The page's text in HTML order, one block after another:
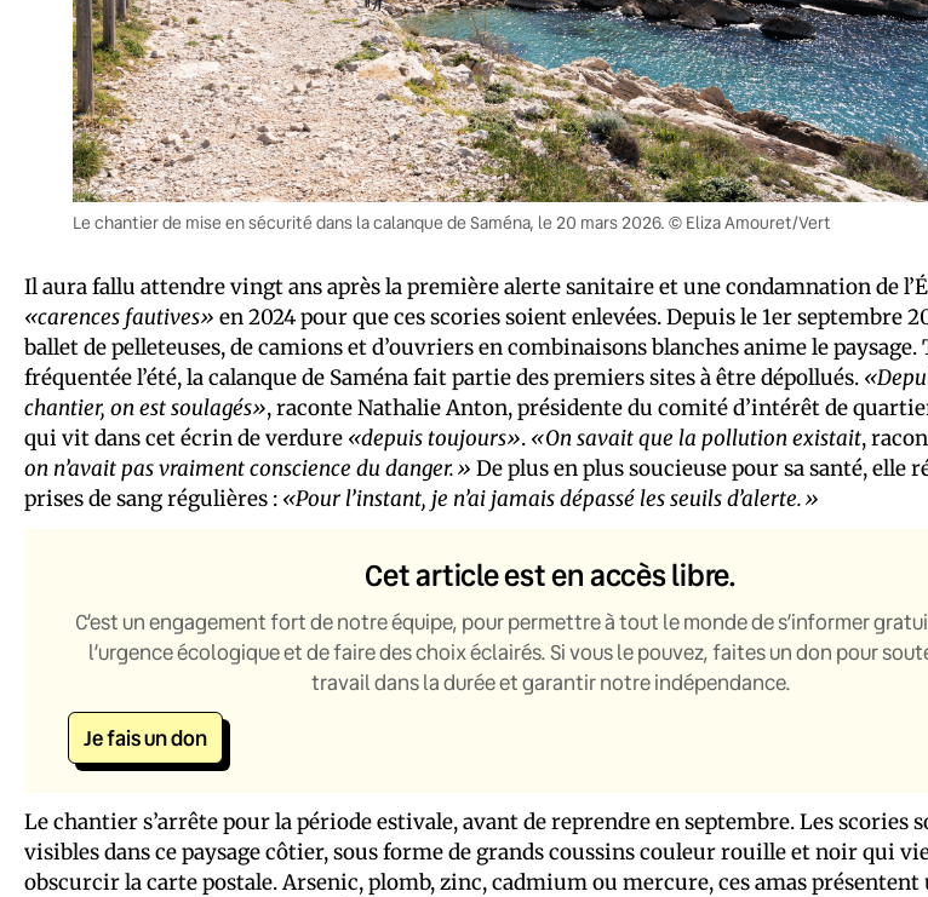
Le chantier de mise en sécurité dans la calanque de Saména, le 20 mars 2026. © Eliza Amouret/Vert
Il aura fallu attendre vingt ans après la première alerte sanitaire et une condamnation de
«carences fautives» en 2024 pour que ces scories soient enlevées. Depuis le 1er septembre
ballet de pelleteuses, de camions et d’ouvriers en combinaisons blanches anime le paysage.
fréquentée l’été, la calanque de Saména fait partie des premiers sites à être dépollués.
chantier, on est soulagés», raconte Nathalie Anton, présidente du comité d’intérêt de
qui vit dans cet écrin de verdure «depuis toujours». «On savait que la pollution existait,
on n’avait pas vraiment conscience du danger.» De plus en plus soucieuse pour sa santé, elle
prises de sang régulières : «Pour l’instant, je n’ai jamais dépassé les seuils d’alerte.»
Cet article est en accès libre.
C’est un engagement fort de notre équipe, pour permettre à tout le monde de s’informer
l’urgence écologique et de faire des choix éclairés. Si vous le pouvez, faites un don pour
travail dans la durée et garantir notre indépendance.
Je fais un don
Le chantier s’arrête pour la période estivale, avant de reprendre en septembre. Les scories
visibles dans ce paysage côtier, sous forme de grands coussins couleur rouille et noir qui
obscurcir la carte postale. Arsenic, plomb, zinc, cadmium ou mercure, ces amas